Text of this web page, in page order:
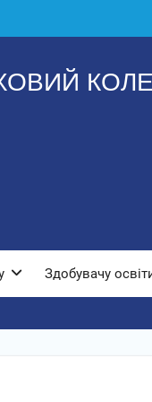
Здобувачу